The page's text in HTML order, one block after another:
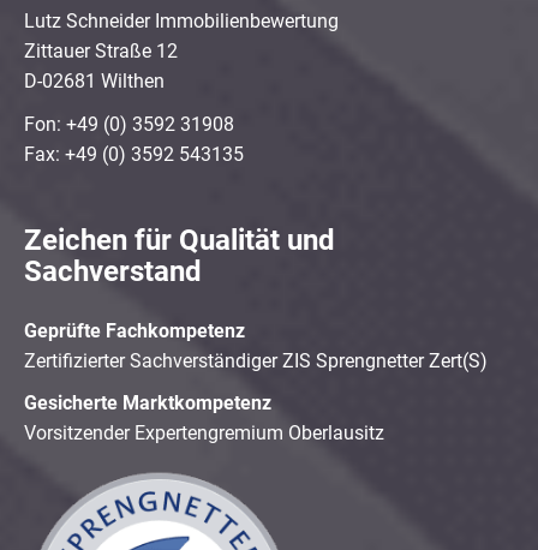
Lutz Schneider Immobilienbewertung
Zittauer Straße 12
D-02681 Wilthen
Fon: +49 (0) 3592 31908
Fax: +49 (0) 3592 543135
Zeichen für Qualität und
Sachverstand
Geprüfte Fachkompetenz
Zertifizierter Sachverständiger ZIS Sprengnetter Zert(S)
Gesicherte Marktkompetenz
Vorsitzender Expertengremium Oberlausitz